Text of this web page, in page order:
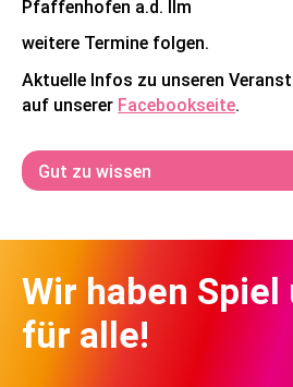
Pfaffenhofen a.d. Ilm
weitere Termine folgen.
Aktuelle Infos zu unseren
auf unserer Facebookseite.
Gut zu wissen
Wir haben Spiel
für alle!